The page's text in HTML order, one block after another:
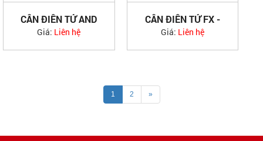
CÂN ĐIỆN TỬ AND
FG -K JAPAN
Giá: Liên hệ
CÂN ĐIỆN TỬ FX -
AND JAPAN
Giá: Liên hệ
1 2 »